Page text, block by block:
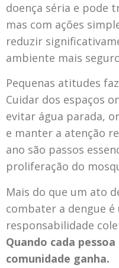
doença séria e pode
mas com ações
reduzir
ambiente mais
Pequenas atitudes
Cuidar dos espaços
evitar água parada,
e manter a atenção
ano são passos
proliferação do
Mais do que um ato
combater a dengue é
responsabilidade
Quando cada
comunidade ganha.